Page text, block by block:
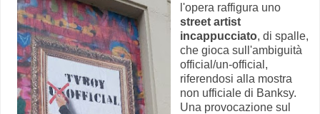
l'opera raffigura uno
street artist
incappucciato, di spalle,
che gioca sull'ambiguità
official/un-official,
riferendosi alla mostra
non ufficiale di Banksy.
Una provocazione sul